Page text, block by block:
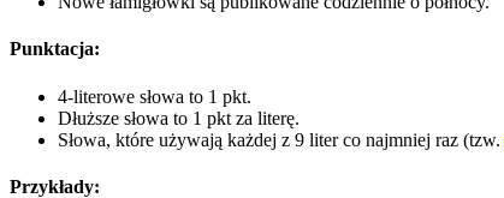
Punktacja:
4-literowe słowa to 1 pkt.
Dłuższe słowa to 1 pkt za literę.
Słowa, które używają każdej z 9 liter co najmniej raz (tzw.
Przykłady: